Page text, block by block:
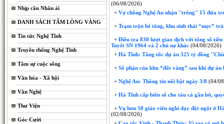
Nhịp cầu Nhân ái
DANH SÁCH TẤM LÒNG VÀNG
Tin tức Nghệ Tĩnh
Truyền thống Nghệ Tĩnh
Tâm sự cuộc sống
Văn hóa - Xã hội
Văn Nghệ
Thư Viện
Góc Cười
(06/08/2026)
+ Vợ chồng Nghệ An nhận ''trông'' 15 đứa
+ Trạm trộn bê tông, khu sinh thái “mọc”
+ Điều tra 830 lượt giao dịch với tổng số
Tuyết SN 1964 và 2 chủ nợ khác (04/08/2026)
+ Hà Tĩnh: Tăng tốc dự án 325 tỷ đồng
+ Số phận của khu “đất vàng” sau khi dự
+ Nghệ An: Thông tin nổi bật ngày 3/8 (04/
+ Hà Tĩnh cấp biển số cho tàu cá gần bờ,
+ Vụ hơn 50 giáo viên nghỉ dạy đột ngột ở
(02/08/2026)